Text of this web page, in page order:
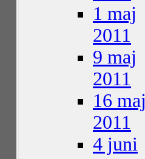
1 maj
2011
9 maj
2011
16 maj
2011
4 juni